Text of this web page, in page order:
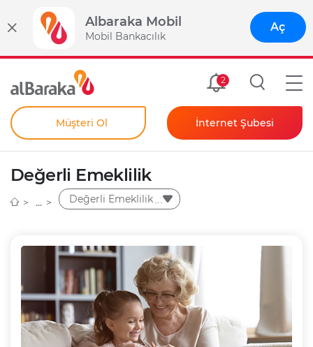
Albaraka Mobil
Mobil Bankacılık
Aç
Size Özel
2
Müşteri Ol
Kendim İçin
Şahıs Firmam İçin
İnternet Şubesi
Bireysel
Değerli Emeklilik
Değerli Emeklilik